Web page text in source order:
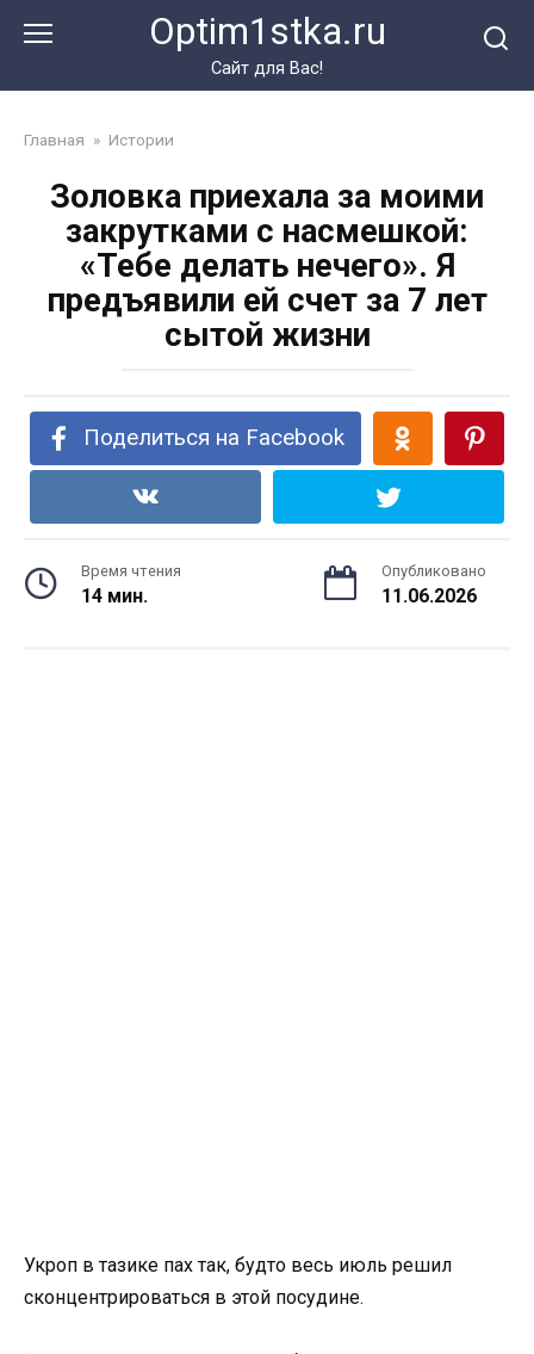
Optim1stka.ru
Сайт для Вас!
Главная » Истории
Золовка приехала за моими
закрутками с насмешкой:
«Тебе делать нечего». Я
предъявили ей счет за 7 лет
сытой жизни
Поделиться на Facebook
Время чтения
14 мин.
Опубликовано
11.06.2026
Укроп в тазике пах так, будто весь июль решил
сконцентрироваться в этой посудине.